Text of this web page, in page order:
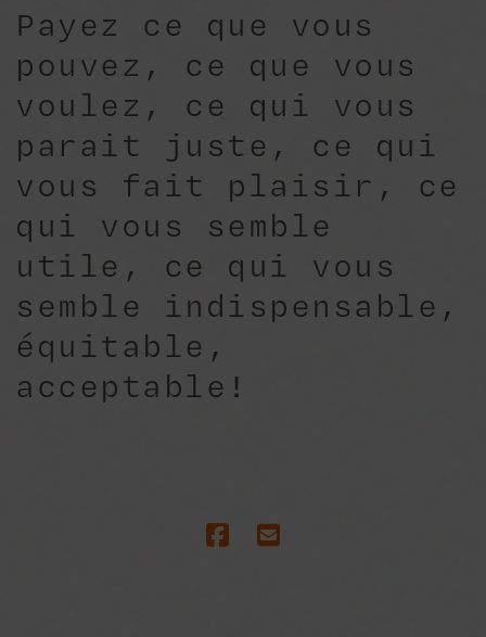
Payez ce que vous
pouvez, ce que vous
voulez, ce qui vous
parait juste, ce qui
vous fait plaisir, ce
qui vous semble
utile, ce qui vous
semble indispensable,
équitable,
acceptable!